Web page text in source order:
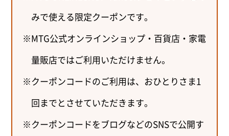
みで使える限定クーポンです。
MTG公式オンラインショップ・百貨店・家電
量販店ではご利用いただけません。
クーポンコードのご利用は、おひとりさま1
回までとさせていただきます。
クーポンコードをブログなどのSNSで公開す